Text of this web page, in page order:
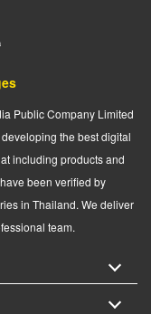
Public Company Limited
the best digital
including products and
been verified by
in Thailand. We deliver
team.